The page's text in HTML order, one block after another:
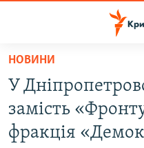
Перейти
основного
матеріалу
Перейти
до
ВОДА.КРИМ
ВІДЕО ТА ФОТО
НОВИНИ
У
замість
фракція